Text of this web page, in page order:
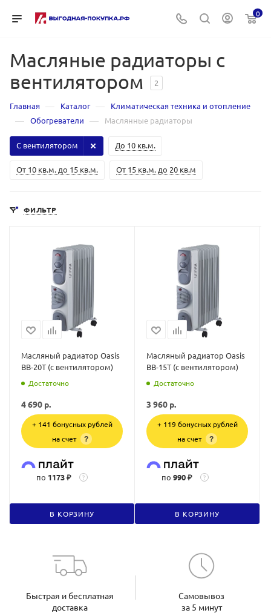
0
Масляные радиаторы с
вентилятором
2
Главная — Каталог — Климатическая техника и отопление
— Обогреватели — Маслянные радиаторы
До 10 кв.м.
От 10 кв.м. до 15 кв.м. От 15 кв.м. до 20 кв.м
С вентилятором
ФИЛЬТР
Масляный радиатор Oasis
BB-20T (с вентилятором)
Достаточно
4 690 р.
+ 141 бонусных рублей
на счет
?
по 1173 ₽ ?
В КОРЗИНУ
Масляный радиатор Oasis
BB-15T (с вентилятором)
Достаточно
3 960 р.
+ 119 бонусных рублей
на счет
?
по 990 ₽ ?
В КОРЗИНУ
Быстрая и бесплатная
доставка
Самовывоз
за 5 минут